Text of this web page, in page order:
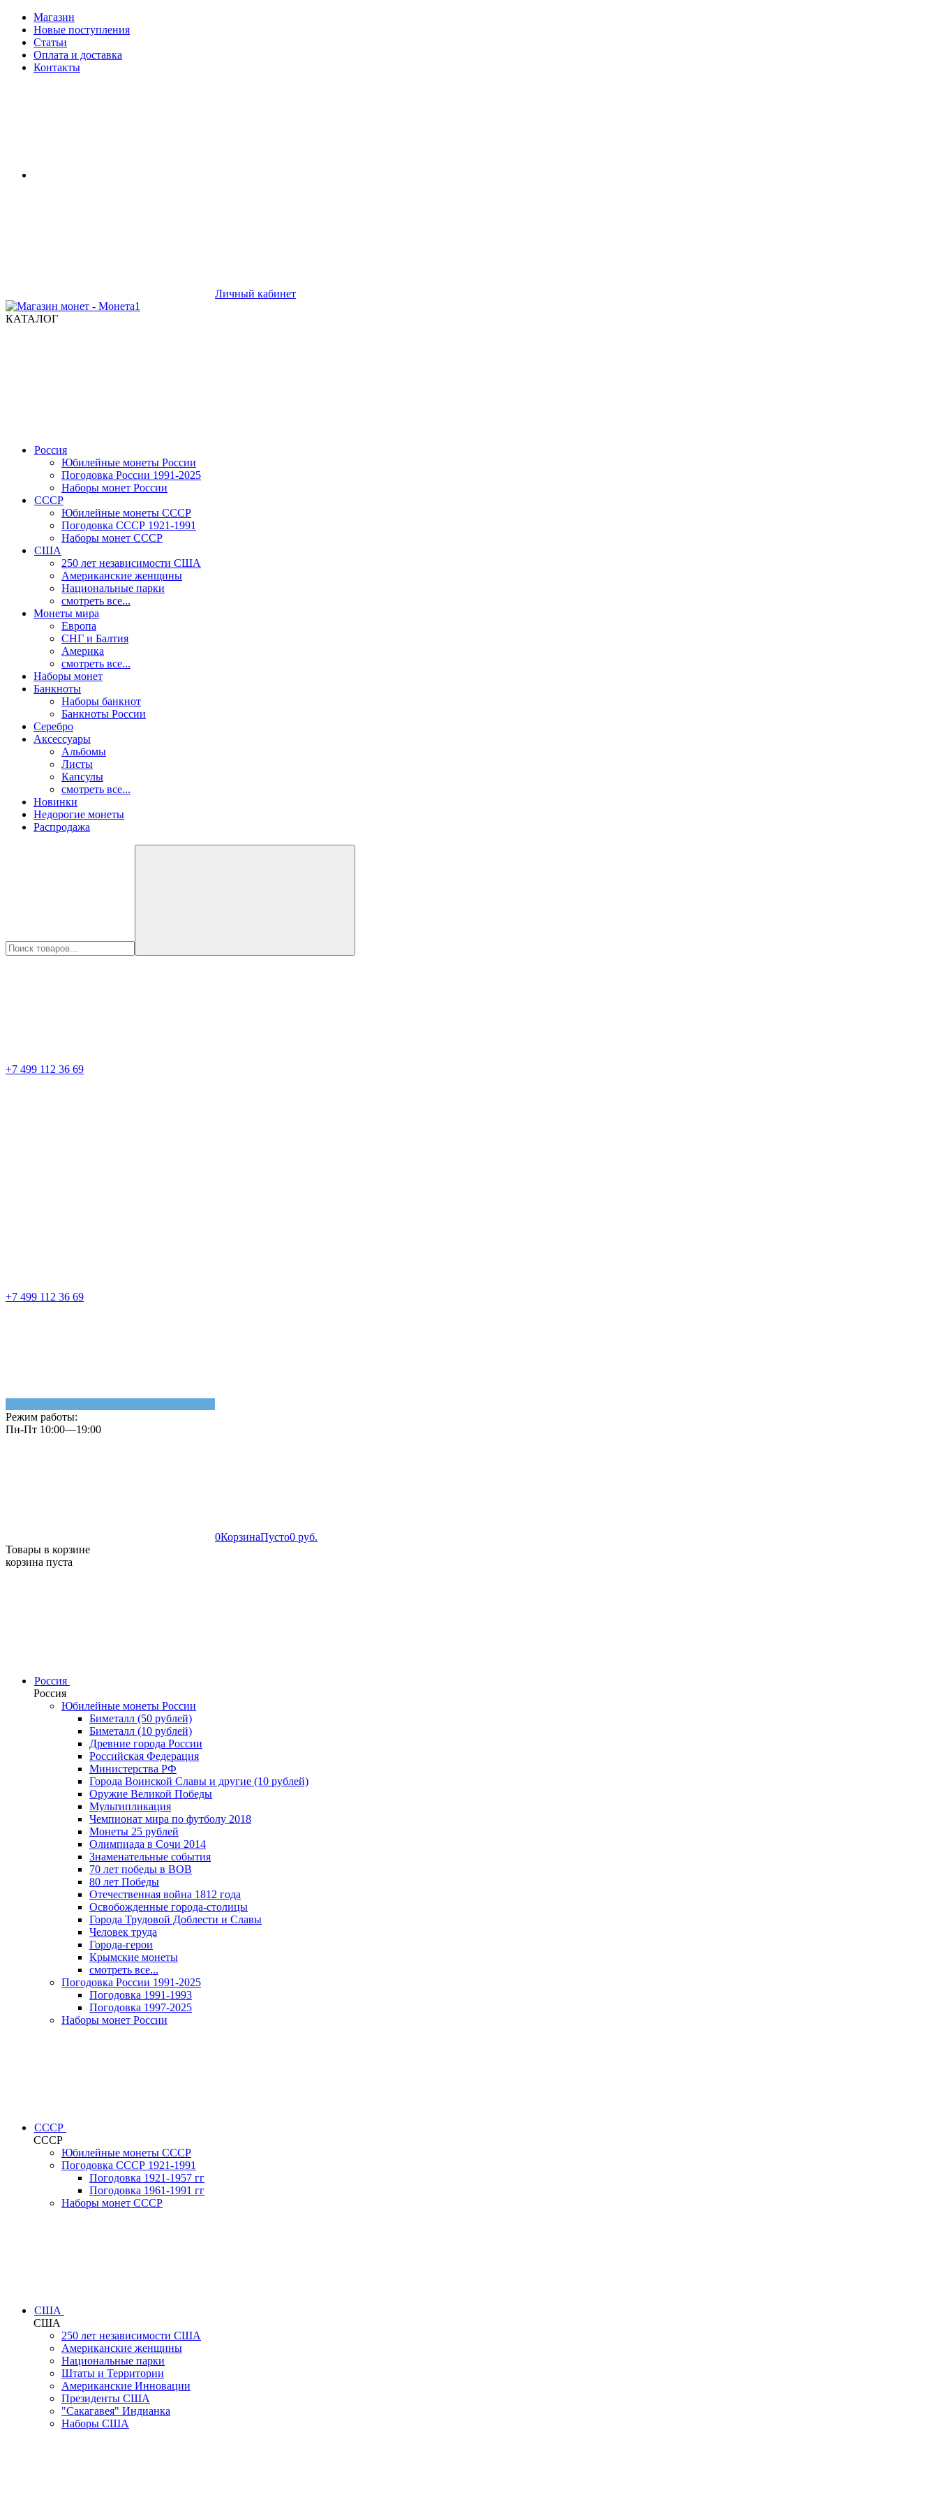
Магазин
Новые поступления
Статьи
Оплата и доставка
Контакты
Личный кабинет
КАТАЛОГ
Россия
Юбилейные монеты России
Погодовка России 1991-2025
Наборы монет России
СССР
Юбилейные монеты СССР
Погодовка СССР 1921-1991
Наборы монет СССР
США
250 лет независимости США
Американские женщины
Национальные парки
смотреть все...
Монеты мира
Европа
СНГ и Балтия
Америка
смотреть все...
Наборы монет
Банкноты
Наборы банкнот
Банкноты России
Серебро
Аксессуары
Альбомы
Листы
Капсулы
смотреть все...
Новинки
Недорогие монеты
Распродажа
+7 499 112 36 69
+7 499 112 36 69
Режим работы:
Пн-Пт 10:00—19:00
0КорзинаПусто0 руб.
Товары в корзине
корзина пуста
Россия
Россия
Юбилейные монеты России
Биметалл (50 рублей)
Биметалл (10 рублей)
Древние города России
Российская Федерация
Министерства РФ
Города Воинской Славы и другие (10 рублей)
Оружие Великой Победы
Мультипликация
Чемпионат мира по футболу 2018
Монеты 25 рублей
Олимпиада в Сочи 2014
Знаменательные события
70 лет победы в ВОВ
80 лет Победы
Отечественная война 1812 года
Освобожденные города-столицы
Города Трудовой Доблести и Славы
Человек труда
Города-герои
Крымские монеты
смотреть все...
Погодовка России 1991-2025
Погодовка 1991-1993
Погодовка 1997-2025
Наборы монет России
СССР
СССР
Юбилейные монеты СССР
Погодовка СССР 1921-1991
Погодовка 1921-1957 гг
Погодовка 1961-1991 гг
Наборы монет СССР
США
США
250 лет независимости США
Американские женщины
Национальные парки
Штаты и Территории
Американские Инновации
Президенты США
"Сакагавея" Индианка
Наборы США